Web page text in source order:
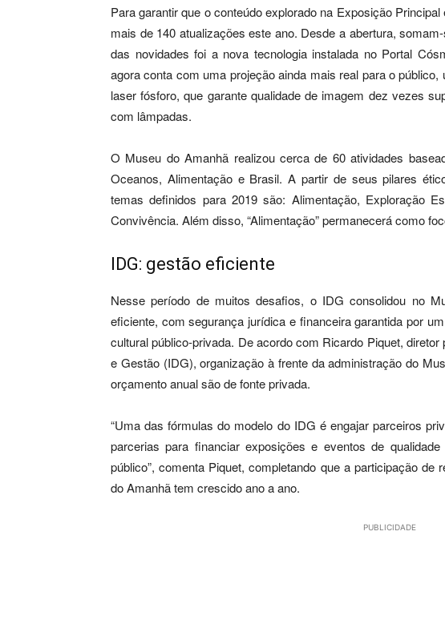
Para garantir que o conteúdo explorado na Exposição
mais de 140 atualizações este ano. Desde a abertura,
das novidades foi a nova tecnologia instalada no Portal
agora conta com uma projeção ainda mais real para o
laser fósforo, que garante qualidade de imagem dez vezes
com lâmpadas.
O Museu do Amanhã realizou cerca de 60 atividades
Oceanos, Alimentação e Brasil. A partir de seus pilares
temas definidos para 2019 são: Alimentação, Exploração
Convivência. Além disso, “Alimentação” permanecerá como
IDG: gestão eficiente
Nesse período de muitos desafios, o IDG consolidou no
eficiente, com segurança jurídica e financeira garantida por
cultural público-privada. De acordo com Ricardo Piquet,
e Gestão (IDG), organização à frente da administração do
orçamento anual são de fonte privada.
“Uma das fórmulas do modelo do IDG é engajar parceiros
parcerias para financiar exposições e eventos de
público”, comenta Piquet, completando que a participação
do Amanhã tem crescido ano a ano.
PUBLICIDADE